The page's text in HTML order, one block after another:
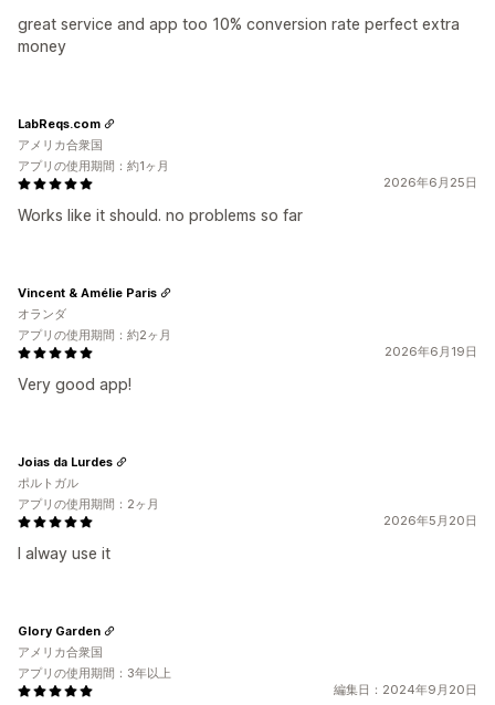
great service and app too 10% conversion rate perfect extra
money
2026年6月25日
Works like it should. no problems so far
LabReqs.com
アメリカ合衆国
アプリの使用期間：約1ヶ月
2026年6月19日
Very good app!
Vincent & Amélie Paris
オランダ
アプリの使用期間：約2ヶ月
2026年5月20日
I alway use it
Joias da Lurdes
ポルトガル
アプリの使用期間：2ヶ月
編集日：2024年9月20日
Glory Garden
アメリカ合衆国
アプリの使用期間：3年以上